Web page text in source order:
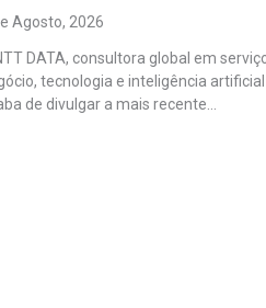
Agosto, 2026
DATA, consultora global em
tecnologia e inteligência artificial
de divulgar a mais recente...